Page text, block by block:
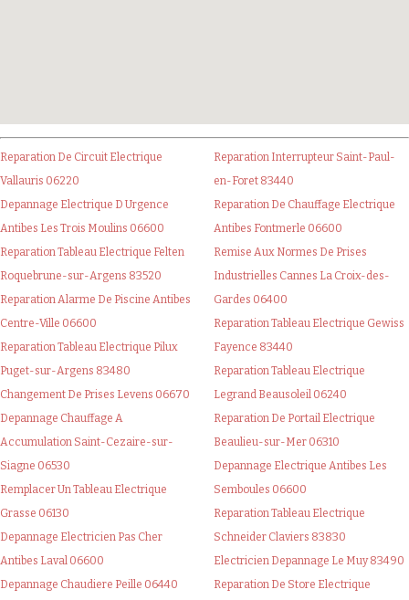
Reparation De Circuit Electrique
Vallauris 06220
Depannage Electrique D Urgence
Antibes Les Trois Moulins 06600
Reparation Tableau Electrique Felten
Roquebrune-sur-Argens 83520
Reparation Alarme De Piscine Antibes
Centre-Ville 06600
Reparation Tableau Electrique Pilux
Puget-sur-Argens 83480
Changement De Prises Levens 06670
Depannage Chauffage A
Accumulation Saint-Cezaire-sur-
Siagne 06530
Remplacer Un Tableau Electrique
Grasse 06130
Depannage Electricien Pas Cher
Antibes Laval 06600
Depannage Chaudiere Peille 06440
Reparation Interrupteur Saint-Paul-
en-Foret 83440
Reparation De Chauffage Electrique
Antibes Fontmerle 06600
Remise Aux Normes De Prises
Industrielles Cannes La Croix-des-
Gardes 06400
Reparation Tableau Electrique Gewiss
Fayence 83440
Reparation Tableau Electrique
Legrand Beausoleil 06240
Reparation De Portail Electrique
Beaulieu-sur-Mer 06310
Depannage Electrique Antibes Les
Semboules 06600
Reparation Tableau Electrique
Schneider Claviers 83830
Electricien Depannage Le Muy 83490
Reparation De Store Electrique